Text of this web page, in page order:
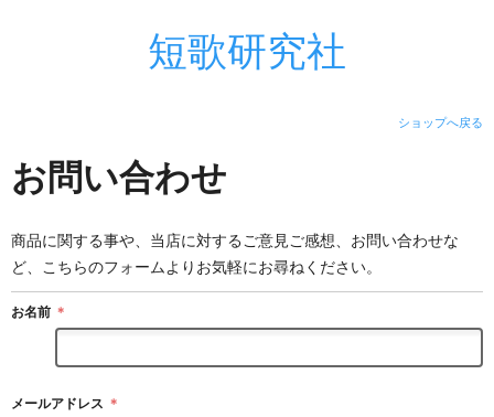
短歌研究社
ショップへ戻る
お問い合わせ
商品に関する事や、当店に対するご意見ご感想、お問い合わせな
ど、こちらのフォームよりお気軽にお尋ねください。
お名前 ＊
メールアドレス ＊